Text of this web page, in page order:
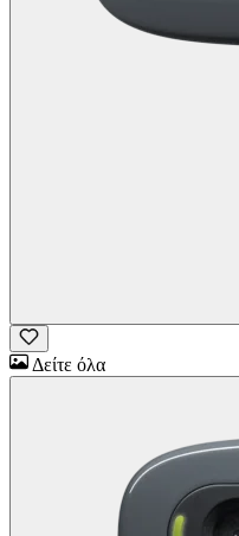
Δείτε όλα